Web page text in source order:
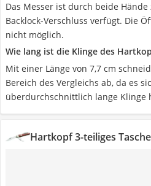
Das Messer ist durch beide
Backlock-Verschluss verfügt. Die
nicht möglich.
Wie lang ist die Klinge des
Mit einer Länge von 7,7 cm
Bereich des Vergleichs ab, da es
überdurchschnittlich lange Klinge
Hartkopf 3-teiliges